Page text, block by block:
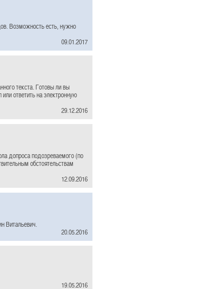
Возможность есть, нужно
09.01.2017
текста. Готовы ли вы
ответить на электронную
29.12.2016
допроса подозреваемого (по
обстоятельствам
12.09.2016
Витальевич.
20.05.2016
19.05.2016